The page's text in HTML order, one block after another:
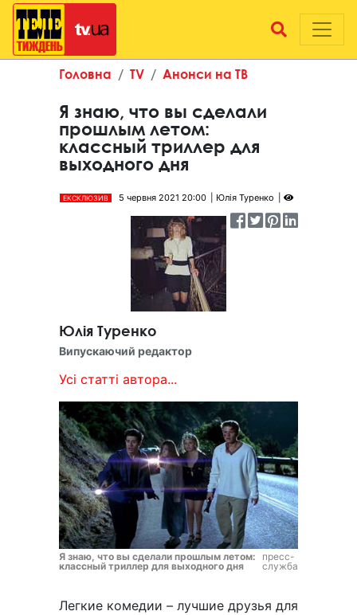
Головна TV Анонси на ТВ
Я знаю, что вы сделали
прошлым летом:
классный триллер для
выходного дня
ЕКСКЛЮЗИВ 5 червня 2021 20:00 Юлія Туренко
Юлія Туренко
Випускаючий редактор
Усі статті автора...
Я знаю, что вы сделали прошлым летом:
классный триллер для выходного дня
пресс-
служба
Легкие комедии – лучшие друзья для